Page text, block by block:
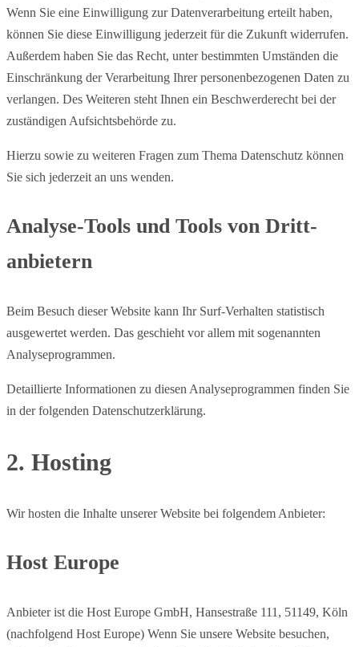
Wenn Sie eine Einwilligung zur Datenverarbeitung erteilt haben,
können Sie diese Einwilligung jederzeit für die Zukunft widerrufen.
Außerdem haben Sie das Recht, unter bestimmten Umständen die
Einschränkung der Verarbeitung Ihrer personenbezogenen Daten zu
verlangen. Des Weiteren steht Ihnen ein Beschwerderecht bei der
zuständigen Aufsichtsbehörde zu.
Hierzu sowie zu weiteren Fragen zum Thema Datenschutz können
Sie sich jederzeit an uns wenden.
Analyse-Tools und Tools von Dritt­
anbietern
Beim Besuch dieser Website kann Ihr Surf-Verhalten statistisch
ausgewertet werden. Das geschieht vor allem mit sogenannten
Analyseprogrammen.
Detaillierte Informationen zu diesen Analyseprogrammen finden Sie
in der folgenden Datenschutzerklärung.
2. Hosting
Wir hosten die Inhalte unserer Website bei folgendem Anbieter:
Host Europe
Anbieter ist die Host Europe GmbH, Hansestraße 111, 51149, Köln
(nachfolgend Host Europe) Wenn Sie unsere Website besuchen,